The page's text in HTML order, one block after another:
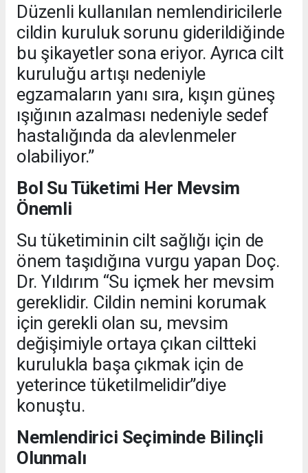
Düzenli kullanılan nemlendiricilerle
cildin kuruluk sorunu giderildiğinde
bu şikayetler sona eriyor. Ayrıca cilt
kuruluğu artışı nedeniyle
egzamaların yanı sıra, kışın güneş
ışığının azalması nedeniyle sedef
hastalığında da alevlenmeler
olabiliyor.”
Bol Su Tüketimi Her Mevsim
Önemli
Su tüketiminin cilt sağlığı için de
önem taşıdığına vurgu yapan Doç.
Dr. Yıldırım “Su içmek her mevsim
gereklidir. Cildin nemini korumak
için gerekli olan su, mevsim
değişimiyle ortaya çıkan ciltteki
kurulukla başa çıkmak için de
yeterince tüketilmelidir”diye
konuştu.
Nemlendirici Seçiminde Bilinçli
Olunmalı